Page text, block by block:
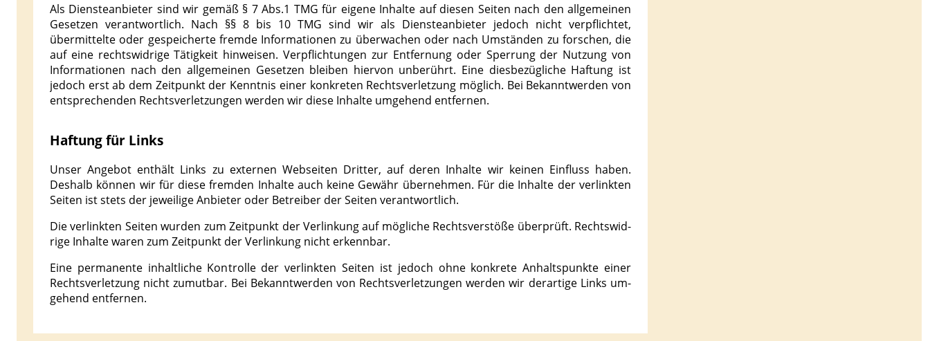
Als Diensteanbieter sind wir gemäß § 7 Abs.1 TMG für eigene Inhalte auf diesen Seiten nach den allgemeinen
Gesetzen verantwortlich. Nach §§ 8 bis 10 TMG sind wir als Diensteanbieter jedoch nicht verpflichtet,
übermittelte oder gespeicherte fremde Informationen zu überwachen oder nach Umständen zu forschen, die
auf eine rechtswidrige Tätigkeit hinweisen. Verpflichtungen zur Entfernung oder Sperrung der Nutzung von
Informationen nach den allgemeinen Gesetzen bleiben hiervon unberührt. Eine diesbezügliche Haftung ist
jedoch erst ab dem Zeitpunkt der Kenntnis einer konkreten Rechtsverletzung möglich. Bei Bekanntwerden von
entsprechenden Rechtsverletzungen werden wir diese Inhalte umgehend entfernen.
Haftung für Links
Unser Angebot enthält Links zu externen Webseiten Dritter, auf deren Inhalte wir keinen Einfluss haben.
Deshalb können wir für diese fremden Inhalte auch keine Gewähr übernehmen. Für die Inhalte der verlinkten
Seiten ist stets der jeweilige Anbieter oder Betreiber der Seiten verantwortlich.
Die verlinkten Seiten wurden zum Zeitpunkt der Verlinkung auf mögliche Rechts­ver­stöße überprüft. Rechts­wid­
rige Inhalte waren zum Zeitpunkt der Verlinkung nicht erkennbar.
Eine permanente inhaltliche Kontrolle der verlinkten Seiten ist jedoch ohne konkrete Anhaltspunkte einer
Rechts­verletzung nicht zumutbar. Bei Bekanntwerden von Rechtsverletzungen werden wir derartige Links um­
ge­hend entfernen.